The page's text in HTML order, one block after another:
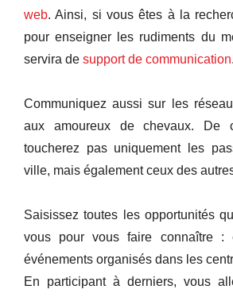
web. Ainsi, si vous êtes à la
pour enseigner les rudiments du
servira de support de communication.
Communiquez aussi sur les
aux amoureux de chevaux. De
toucherez pas uniquement les
ville, mais également ceux des
Saisissez toutes les opportunités
vous pour vous faire connaître :
événements organisés dans les
En participant à derniers, vous